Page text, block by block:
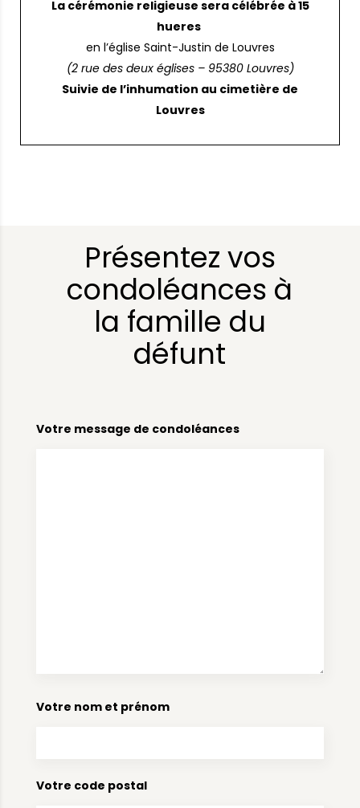
La cérémonie religieuse sera célébrée à 15
hueres
en l’église Saint-Justin de Louvres
(2 rue des deux églises – 95380 Louvres)
Suivie de l’inhumation au cimetière de
Louvres
Présentez vos
condoléances à
la famille du
défunt
Votre message de condoléances
Votre nom et prénom
Votre code postal